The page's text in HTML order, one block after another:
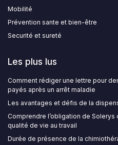
Mobilité
Prévention sante et bien-être
Securité et sureté
Les plus lus
Comment rédiger une lettre pour
payés après un arrêt maladie
Les avantages et défis de la
Comprendre l’obligation de
qualité de vie au travail
Durée de présence de la